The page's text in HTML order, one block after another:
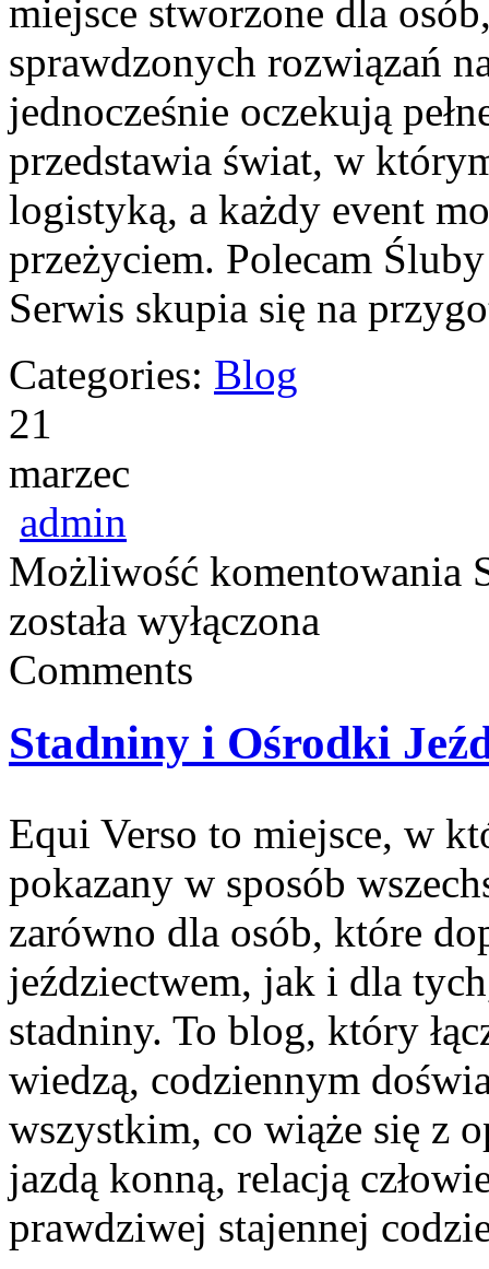
miejsce stworzone dla
sprawdzonych rozwiązań
jednocześnie oczekują
przedstawia świat, w
logistyką, a każdy event
przeżyciem. Polecam
Serwis skupia się na
Categories: Blog
21
marzec
admin
Możliwość komentowania
została wyłączona
Comments
Stadniny i Ośrodki
Equi Verso to miejsce, w
pokazany w sposób
zarówno dla osób, które
jeździectwem, jak i dla
stadniny. To blog, który
wiedzą, codziennym
wszystkim, co wiąże się z
jazdą konną, relacją
prawdziwej stajennej